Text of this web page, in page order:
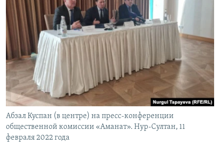
Абзал Куспан (в центре) на пресс-конференции
общественной комиссии «Аманат». Нур-Султан, 11
февраля 2022 года